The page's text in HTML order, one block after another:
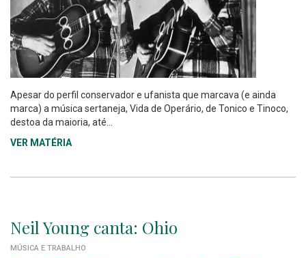
Apesar do perfil conservador e ufanista que marcava (e ainda
marca) a música sertaneja, Vida de Operário, de Tonico e Tinoco,
destoa da maioria, até...
VER MATÉRIA
Neil Young canta: Ohio
MÚSICA E TRABALHO